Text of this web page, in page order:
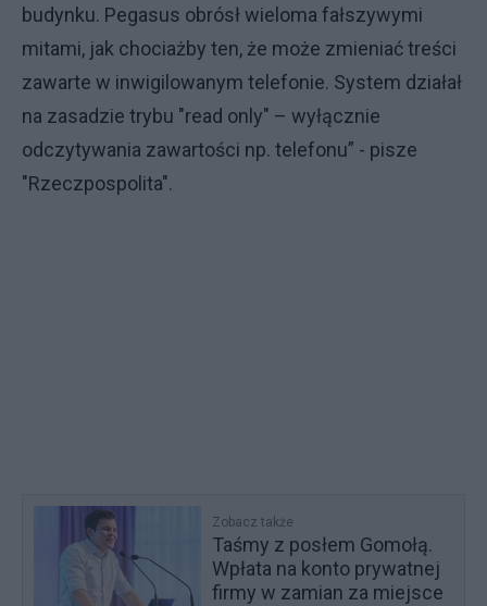
budynku. Pegasus obrósł wieloma fałszywymi
mitami, jak chociażby ten, że może zmieniać treści
zawarte w inwigilowanym telefonie. System działał
na zasadzie trybu "read only" – wyłącznie
odczytywania zawartości np. telefonu” - pisze
"Rzeczpospolita".
Zobacz także
Taśmy z posłem Gomołą.
Wpłata na konto prywatnej
firmy w zamian za miejsce